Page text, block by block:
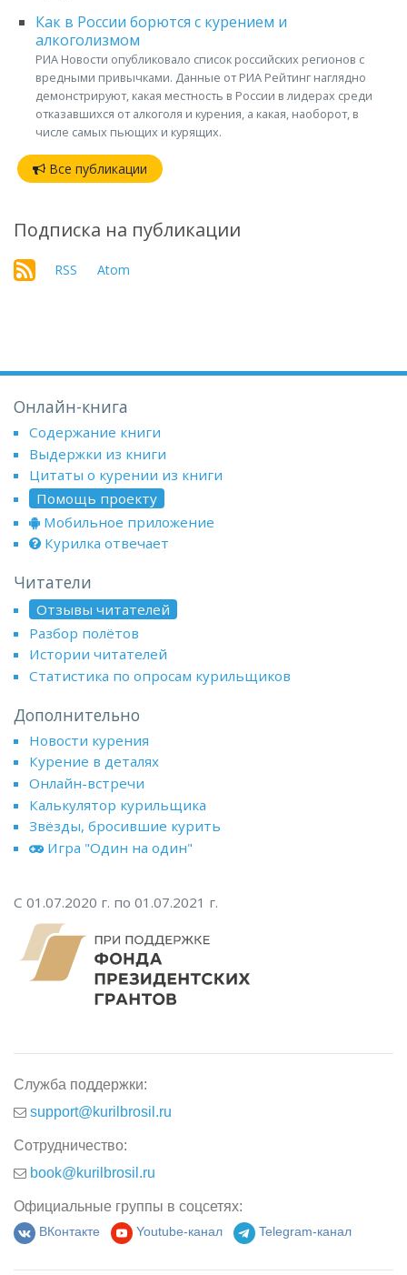
Как в России борются с курением и
алкоголизмом
РИА Новости опубликовало список российских регионов с
вредными привычками. Данные от РИА Рейтинг наглядно
демонстрируют, какая местность в России в лидерах среди
отказавшихся от алкоголя и курения, а какая, наоборот, в
числе самых пьющих и курящих.
Все публикации
Подписка на публикации
RSS Atom
Онлайн-книга
Содержание книги
Выдержки из книги
Цитаты о курении из книги
Помощь проекту
Мобильное приложение
Курилка отвечает
Читатели
Отзывы читателей
Разбор полётов
Истории читателей
Статистика по опросам курильщиков
Дополнительно
Новости курения
Курение в деталях
Онлайн-встречи
Калькулятор курильщика
Звёзды, бросившие курить
Игра "Один на один"
С 01.07.2020 г. по 01.07.2021 г.
Служба поддержки:
support@kurilbrosil.ru
Сотрудничество:
book@kurilbrosil.ru
Официальные группы в соцсетях:
ВКонтакте Youtube-канал Telegram-канал